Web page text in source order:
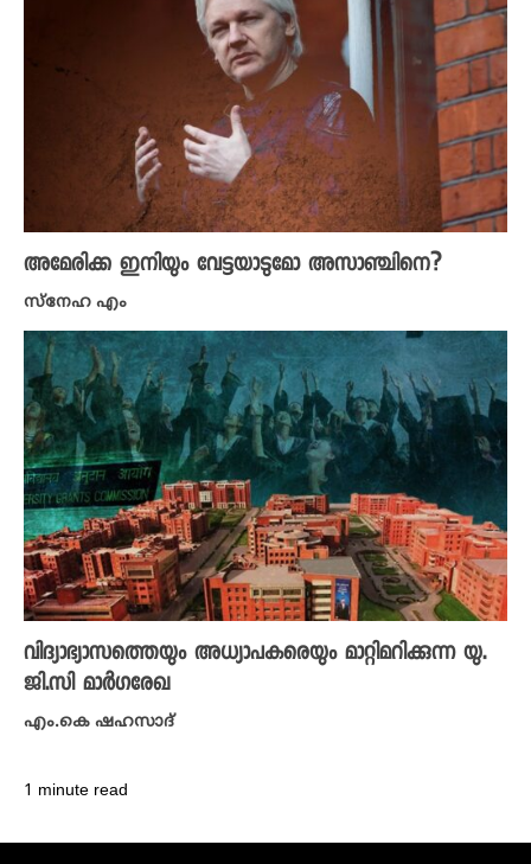
അമേരിക്ക ഇനിയും വേട്ടയാടുമോ അസാഞ്ചിനെ?
സ്നേഹ എം
വിദ്യാഭ്യാസത്തെയും അധ്യാപകരെയും മാറ്റിമറിക്കുന്ന യു.
ജി.സി മാർഗരേഖ
എം.കെ ഷഹസാദ്
1 minute read